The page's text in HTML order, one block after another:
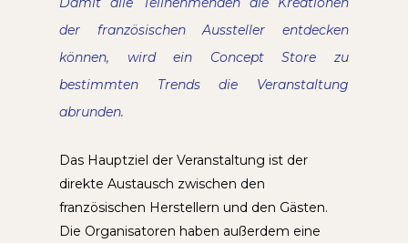
der französischen Aussteller entdecken
können, wird ein Concept Store zu
bestimmten Trends die Veranstaltung
abrunden.
Das Hauptziel der Veranstaltung ist der
direkte Austausch zwischen den
französischen Herstellern und den Gästen.
Die Organisatoren haben außerdem eine